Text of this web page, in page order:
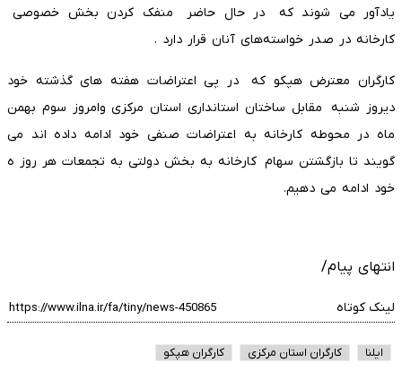
یادآور می شوند که در حال حاضر منفک کردن بخش خصوصی
کارخانه در صدر خواسته‌های آنان قرار دارد .
کارگران معترض هپکو که در پی اعتراضات هفته های گذشته خود
دیروز شنبه مقابل ساختان استانداری استان مرکزی وامروز سوم بهمن
ماه در محوطه کارخانه به اعتراضات صنفی خود ادامه داده اند می
گویند تا بازگشتن سهام کارخانه به بخش دولتی به تجمعات هر روز ه
خود ادامه می دهیم.
انتهای پیام/
لینک کوتاه
ایلنا کارگران استان مرکزی کارگران هپکو